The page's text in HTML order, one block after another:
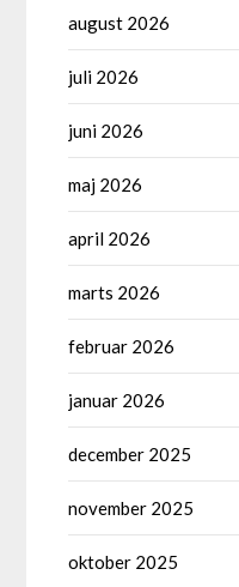
august 2026
juli 2026
juni 2026
maj 2026
april 2026
marts 2026
februar 2026
januar 2026
december 2025
november 2025
oktober 2025